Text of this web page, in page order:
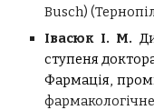
Busch) (
Івасюк І. М.
ступеня
Фармація,